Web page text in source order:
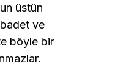
üstün
ve
böyle bir